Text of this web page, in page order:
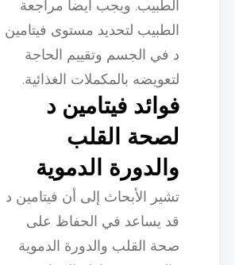
الطبيب. ويجب أيضاً مراجعة
الطبيب لتحديد مستوى فيتامين
د في الجسم وتقييم الحاجة
لتعويضه بالمكملات الغذائية.
فوائد فيتامين د
لصحة القلب
والدورة الدموية
تشير الأبحاث إلى أن فيتامين د
قد يساعد في الحفاظ على
صحة القلب والدورة الدموية